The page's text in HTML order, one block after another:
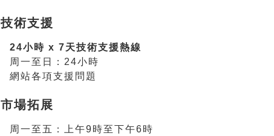
技術支援
24小時 x 7天技術支援熱線
周一至日：24小時
網站各項支援問題
市場拓展
周一至五：上午9時至下午6時